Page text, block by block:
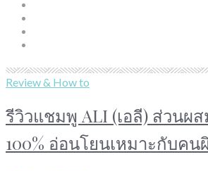
Review & How to
รีวิวแชมพู ALI (เอลี) ส่วนผ
100% อ่อนโยนเหมาะกับคน